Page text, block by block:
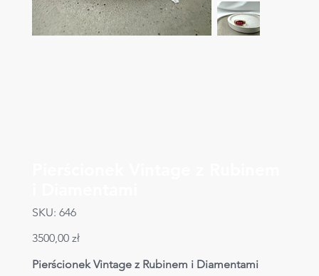
SKU:
SKU
646
646
Cena
3500,00 zł
Pierścionek Vintage z Rubinem i Diamentami